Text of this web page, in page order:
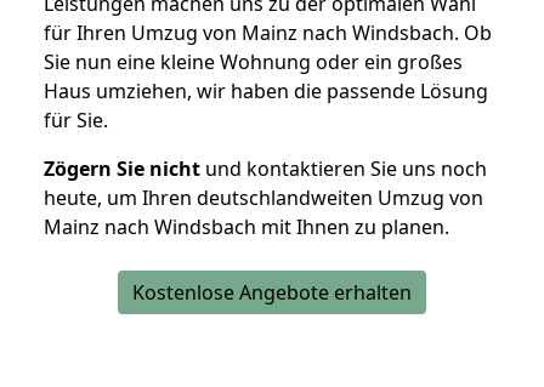
für Ihren Umzug von Mainz nach Windsbach. Ob
Sie nun eine kleine Wohnung oder ein großes
Haus umziehen, wir haben die passende Lösung
für Sie.
Zögern Sie nicht und kontaktieren Sie uns noch
heute, um Ihren deutschlandweiten Umzug von
Mainz nach Windsbach mit Ihnen zu planen.
Kostenlose Angebote erhalten